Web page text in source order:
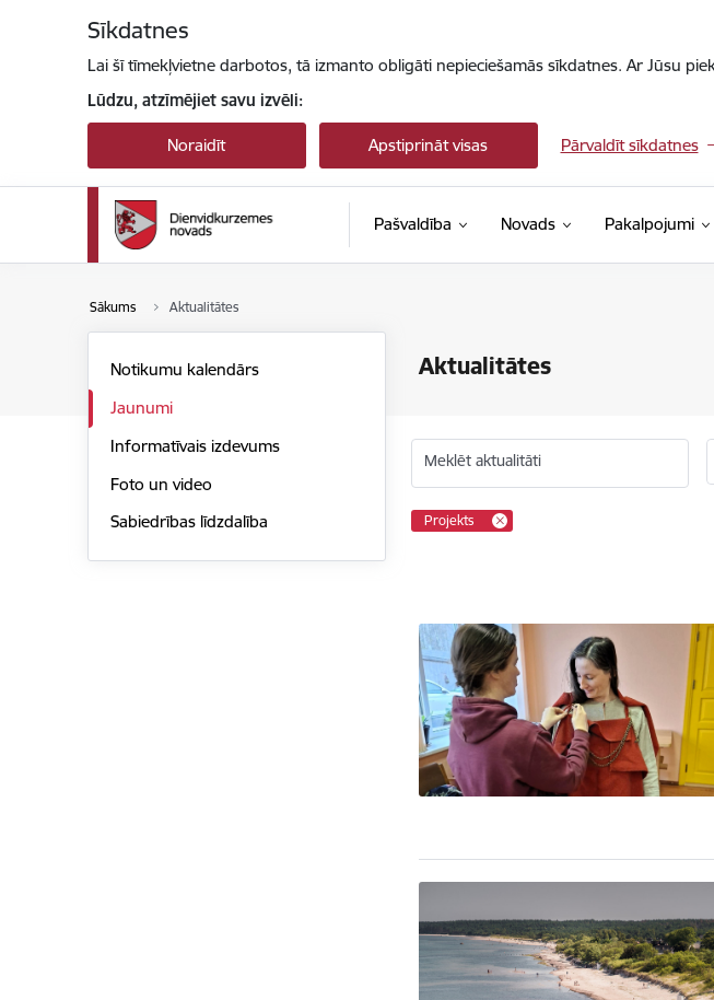
Sīkdatnes
Lai šī tīmekļvietne darbotos, tā izmanto obligāti nepieciešamās sīkdatnes. Ar Jūsu
Lūdzu, atzīmējiet savu izvēli:
Noraidīt Apstiprināt visas Pārvaldīt sīkdatnes
Pašvaldība Novads Pakalpojumi
Sākums Aktualitātes
Aktualitātes
Notikumu kalendārs
Jaunumi
Informatīvais izdevums
Foto un video
Sabiedrības līdzdalība
Meklēt aktualitāti
Projekts